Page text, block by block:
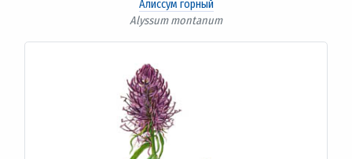
Алиссум горный
Alyssum montanum